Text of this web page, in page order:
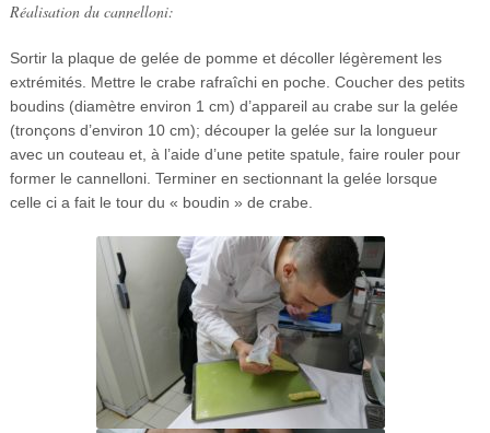
Réalisation du cannelloni:
Sortir la plaque de gelée de pomme et décoller légèrement les
extrémités. Mettre le crabe rafraîchi en poche. Coucher des petits
boudins (diamètre environ 1 cm) d’appareil au crabe sur la gelée
(tronçons d’environ 10 cm); découper la gelée sur la longueur
avec un couteau et, à l’aide d’une petite spatule, faire rouler pour
former le cannelloni. Terminer en sectionnant la gelée lorsque
celle ci a fait le tour du « boudin » de crabe.